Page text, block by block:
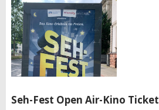
Seh-Fest Open Air-Kino